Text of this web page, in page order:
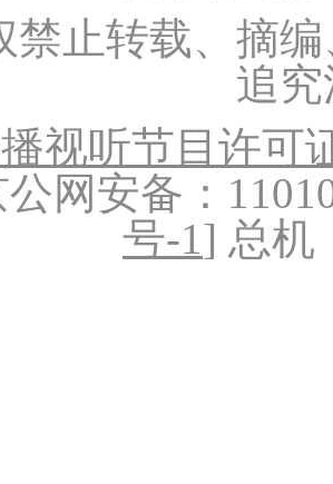
禁止转载、摘
追
视听节目许可
网安备：
号-1] 总机